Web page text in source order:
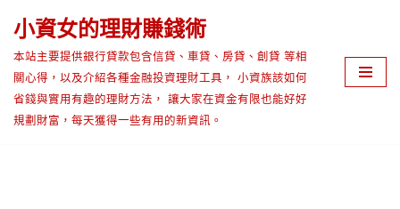
Skip
to
content
小資女的理財賺錢術
本站主要提供銀行貸款包含信貸、車貸、房貸、創貸 等相
關心得，以及介紹各種金融投資理財工具， 小資族該如何
省錢與實用有趣的理財方法， 讓大家在資金有限也能好好
規劃財富，每天獲得一些有用的新資訊。